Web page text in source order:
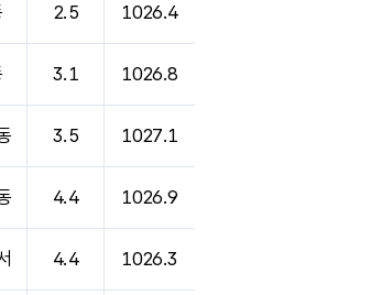
2.5 1026.4
3.1 1026.8
3.5 1027.1
4.4 1026.9
4.4 1026.3